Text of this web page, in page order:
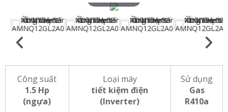
Công suất
1.5 Hp
(ngựa)
Loại máy
tiết kiệm điện
(Inverter)
Sử dụng
Gas
R410a